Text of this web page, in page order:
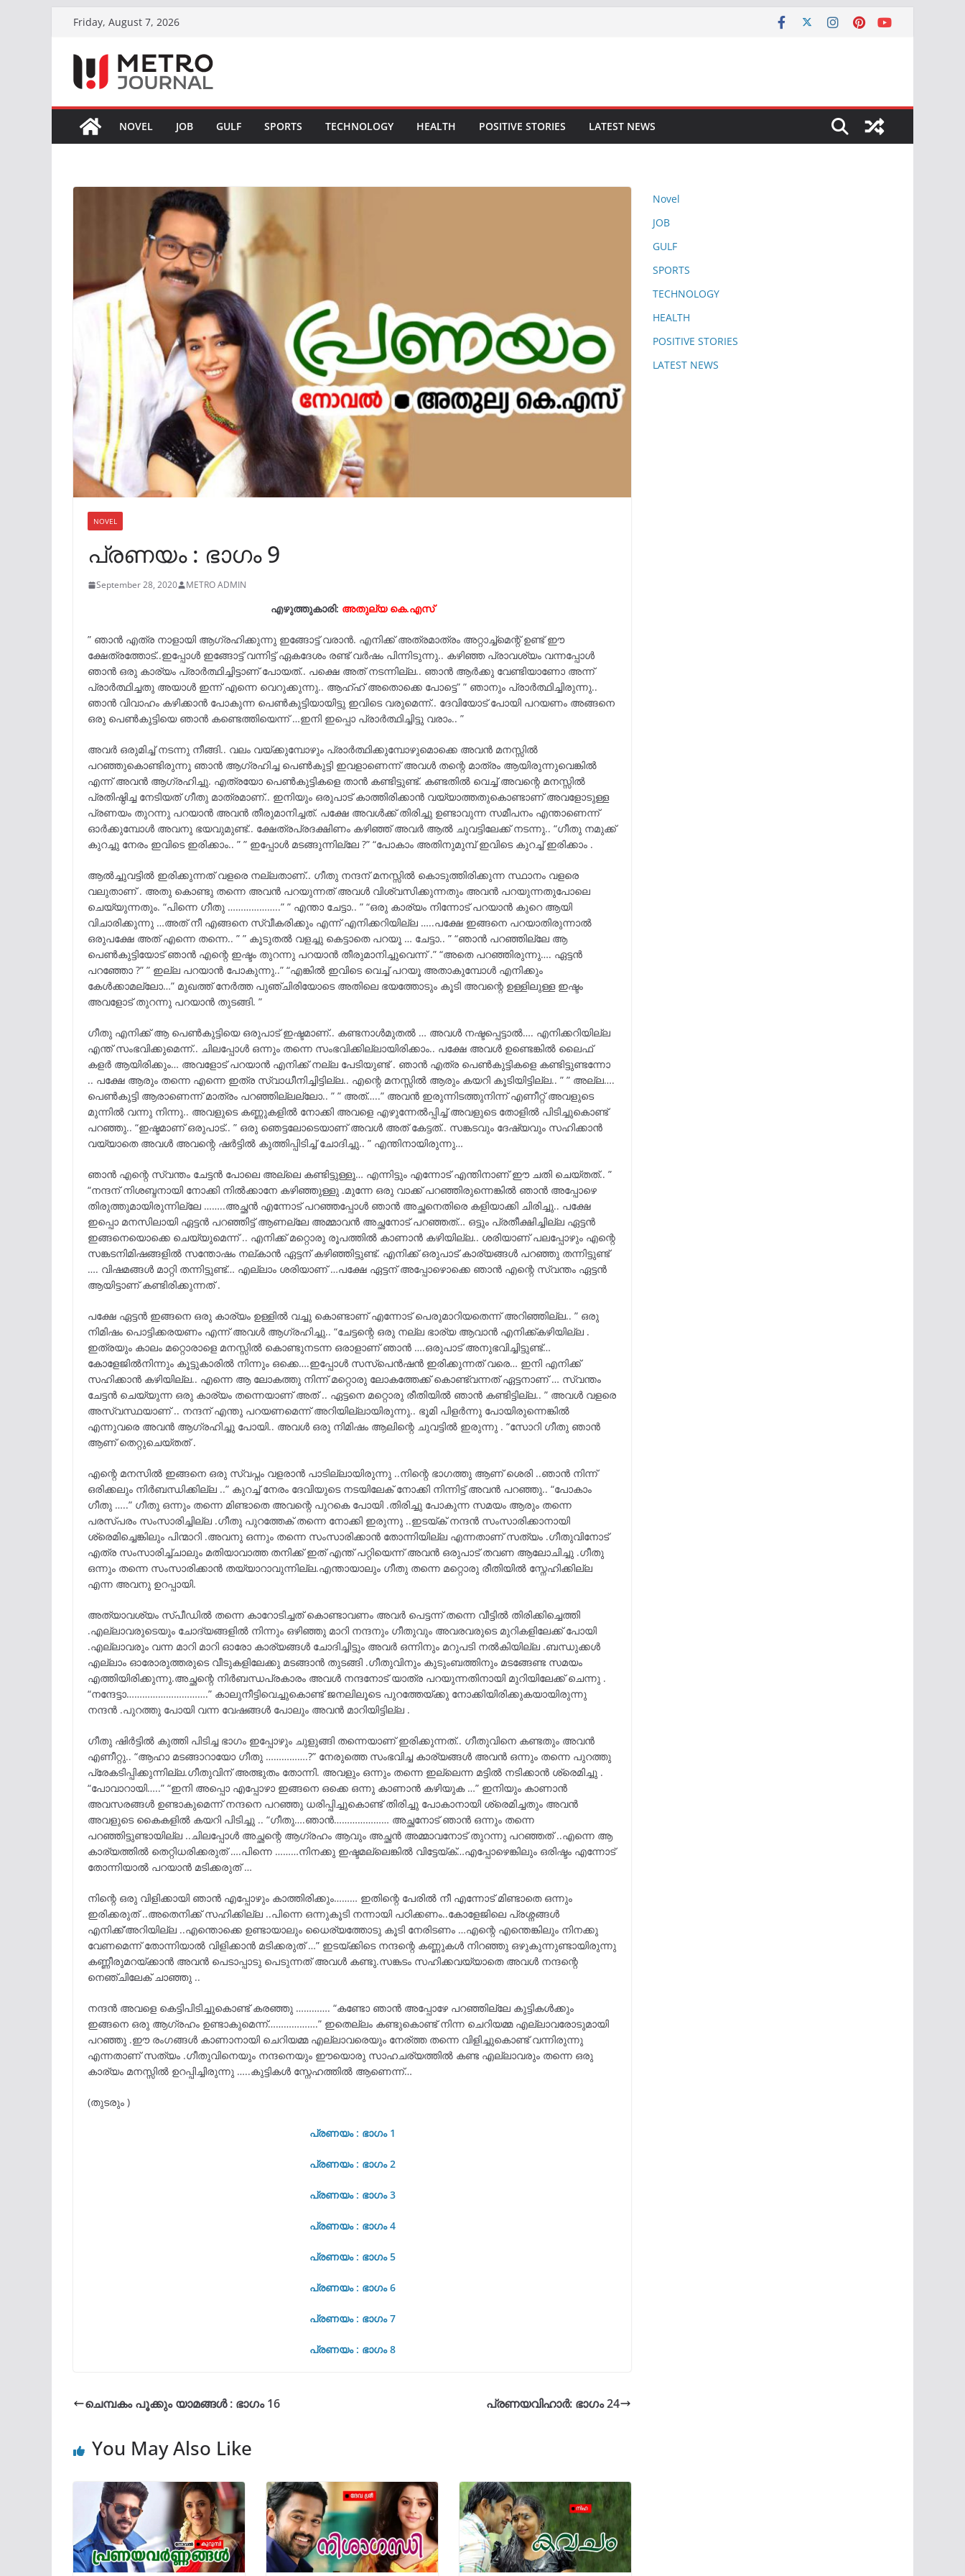
content
Friday, August 7, 2026
NOVEL JOB GULF SPORTS TECHNOLOGY HEALTH POSITIVE STORIES LATEST NEWS
NOVEL
പ്രണയം : ഭാഗം 9
September 28, 2020 METRO ADMIN
എഴുത്തുകാരി: അതുല്യ കെ.എസ്‌
” ഞാൻ എത്ര നാളായി ആഗ്രഹിക്കുന്നു ഇങ്ങോട്ട് വരാൻ. എനിക്ക് അത്രമാത്രം അറ്റാച്ച്മെന്റ് ഉണ്ട് ഈ
ക്ഷേത്രത്തോട്..ഇപ്പോൾ ഇങ്ങോട്ട് വന്നിട്ട് ഏകദേശം രണ്ട് വർഷം പിന്നിടുന്നു.. കഴിഞ്ഞ പ്രാവശ്യം വന്നപ്പോൾ
ഞാൻ ഒരു കാര്യം പ്രാർത്ഥിച്ചിട്ടാണ് പോയത്.. പക്ഷെ അത് നടന്നില്ല.. ഞാൻ ആർക്കു വേണ്ടിയാണോ അന്ന്
പ്രാർത്ഥിച്ചതു അയാൾ ഇന്ന് എന്നെ വെറുക്കുന്നു.. ആഹ്ഹ് അതൊക്കെ പോട്ടെ” ” ഞാനും പ്രാർത്ഥിച്ചിരുന്നു..
ഞാൻ വിവാഹം കഴിക്കാൻ പോകുന്ന പെൺകുട്ടിയായിട്ടു ഇവിടെ വരുമെന്ന്.. ദേവിയോട് പോയി പറയണം അങ്ങനെ
ഒരു പെൺകുട്ടിയെ ഞാൻ കണ്ടെത്തിയെന്ന് …ഇനി ഇപ്പൊ പ്രാർത്ഥിച്ചിട്ടു വരാം.. ”
അവർ ഒരുമിച്ച് നടന്നു നീങ്ങി.. വലം വയ്ക്കുമ്പോഴും പ്രാർത്ഥിക്കുമ്പോഴുമൊക്കെ അവൻ മനസ്സിൽ
പറഞ്ഞുകൊണ്ടിരുന്നു ഞാൻ ആഗ്രഹിച്ച പെൺകുട്ടി ഇവളാണെന്ന് അവൾ തന്റെ മാത്രം ആയിരുന്നുവെങ്കിൽ
എന്ന് അവൻ ആഗ്രഹിച്ചു. എത്രയോ പെൺകുട്ടികളെ താൻ കണ്ടിട്ടുണ്ട്. കണ്ടതിൽ വെച്ച് അവന്റെ മനസ്സിൽ
പ്രതിഷ്ഠിച്ച നേടിയത് ഗീതു മാത്രമാണ്.. ഇനിയും ഒരുപാട് കാത്തിരിക്കാൻ വയ്യാത്തതുകൊണ്ടാണ് അവളോടുള്ള
പ്രണയം തുറന്നു പറയാൻ അവൻ തീരുമാനിച്ചത്. പക്ഷേ അവൾക്ക് തിരിച്ചു ഉണ്ടാവുന്ന സമീപനം എന്താണെന്ന്
ഓർക്കുമ്പോൾ അവനു ഭയവുമുണ്ട്.. ക്ഷേത്രപ്രദക്ഷിണം കഴിഞ്ഞ് അവർ ആൽ ചുവട്ടിലേക്ക് നടന്നു.. “ഗീതു നമുക്ക്
കുറച്ചു നേരം ഇവിടെ ഇരിക്കാം.. ” ” ഇപ്പോൾ മടങ്ങുന്നില്ലേ ?” “പോകാം അതിനുമുമ്പ് ഇവിടെ കുറച്ച് ഇരിക്കാം .
ആൽച്ചുവട്ടിൽ ഇരിക്കുന്നത് വളരെ നല്ലതാണ്.. ഗീതു നന്ദന് മനസ്സിൽ കൊടുത്തിരിക്കുന്ന സ്ഥാനം വളരെ
വലുതാണ് . അതു കൊണ്ടു തന്നെ അവൻ പറയുന്നത് അവൾ വിശ്വസിക്കുന്നതും അവൻ പറയുന്നതുപോലെ
ചെയ്യുന്നതും. “പിന്നെ ഗീതു ………………..” ” എന്താ ചേട്ടാ.. ” “ഒരു കാര്യം നിന്നോട് പറയാൻ കുറെ ആയി
വിചാരിക്കുന്നു …അത് നീ എങ്ങനെ സ്വീകരിക്കും എന്ന് എനിക്കറിയില്ല …..പക്ഷേ ഇങ്ങനെ പറയാതിരുന്നാൽ
ഒരുപക്ഷേ അത് എന്നെ തന്നെ.. ” ” കൂടുതൽ വളച്ചു കെട്ടാതെ പറയൂ … ചേട്ടാ.. ” “ഞാൻ പറഞ്ഞില്ലേ ആ
പെൺകുട്ടിയോട് ഞാൻ എന്റെ ഇഷ്ടം തുറന്നു പറയാൻ തീരുമാനിച്ചുവെന്ന് .” “അതെ പറഞ്ഞിരുന്നു…. ഏട്ടൻ
പറഞ്ഞോ ?” ” ഇല്ല പറയാൻ പോകുന്നു..” “എങ്കിൽ ഇവിടെ വെച്ച് പറയൂ അതാകുമ്പോൾ എനിക്കും
കേൾക്കാമല്ലോ…” മുഖത്ത് നേർത്ത പുഞ്ചിരിയോടെ അതിലെ ഭയത്തോടും കൂടി അവന്റെ ഉള്ളിലുള്ള ഇഷ്ടം
അവളോട് തുറന്നു പറയാൻ തുടങ്ങി. ”
ഗീതു എനിക്ക് ആ പെൺകുട്ടിയെ ഒരുപാട് ഇഷ്ടമാണ്.. കണ്ടനാൾമുതൽ … അവൾ നഷ്ടപ്പെട്ടാൽ…. എനിക്കറിയില്ല
എന്ത് സംഭവിക്കുമെന്ന്.. ചിലപ്പോൾ ഒന്നും തന്നെ സംഭവിക്കില്ലായിരിക്കാം.. പക്ഷേ അവൾ ഉണ്ടെങ്കിൽ ലൈഫ്
കളർ ആയിരിക്കും… അവളോട് പറയാൻ എനിക്ക് നല്ല പേടിയുണ്ട് . ഞാൻ എത്ര പെൺകുട്ടികളെ കണ്ടിട്ടുണ്ടന്നോ
.. പക്ഷേ ആരും തന്നെ എന്നെ ഇത്ര സ്വാധീനിച്ചിട്ടില്ല.. എന്റെ മനസ്സിൽ ആരും കയറി കൂടിയിട്ടില്ല.. ” ” അല്ല….
പെൺകുട്ടി ആരാണെന്ന് മാത്രം പറഞ്ഞില്ലല്ലോ.. ” ” അത്…..” അവൻ ഇരുന്നിടത്തുനിന്ന് എണീറ്റ് അവളുടെ
മുന്നിൽ വന്നു നിന്നു.. അവളുടെ കണ്ണുകളിൽ നോക്കി അവളെ എഴുന്നേൽപ്പിച്ച് അവളുടെ തോളിൽ പിടിച്ചുകൊണ്ട്
പറഞ്ഞു.. “ഇഷ്ടമാണ് ഒരുപാട്.. ” ഒരു ഞെട്ടലോടെയാണ് അവൾ അത് കേട്ടത്.. സങ്കടവും ദേഷ്യവും സഹിക്കാൻ
വയ്യാതെ അവൾ അവന്റെ ഷർട്ടിൽ കുത്തിപ്പിടിച്ച് ചോദിച്ചു.. ” എന്തിനായിരുന്നു…
ഞാൻ എന്റെ സ്വന്തം ചേട്ടൻ പോലെ അല്ലെ കണ്ടിട്ടുള്ളൂ… എന്നിട്ടും എന്നോട് എന്തിനാണ് ഈ ചതി ചെയ്തത്.. ”
“നന്ദന് നിശബ്ദനായി നോക്കി നിൽക്കാനേ കഴിഞ്ഞുള്ളു .മുന്നേ ഒരു വാക്ക് പറഞ്ഞിരുന്നെങ്കിൽ ഞാൻ അപ്പോഴെ
തിരുത്തുമായിരുന്നില്ലേ ……..അച്ഛൻ എന്നോട് പറഞ്ഞപ്പോൾ ഞാൻ അച്ഛനെതിരെ കളിയാക്കി ചിരിച്ചു.. പക്ഷേ
ഇപ്പൊ മനസിലായി ഏട്ടൻ പറഞ്ഞിട്ട് ആണല്ലേ അമ്മാവൻ അച്ഛനോട് പറഞ്ഞത്… ഒട്ടും പ്രതീക്ഷിച്ചില്ല ഏട്ടൻ
ഇങ്ങനെയൊക്കെ ചെയ്യുമെന്ന് .. എനിക്ക് മറ്റൊരു രൂപത്തിൽ കാണാൻ കഴിയില്ല.. ശരിയാണ് പലപ്പോഴും എന്റെ
സങ്കടനിമിഷങ്ങളിൽ സന്തോഷം നല്കാൻ ഏട്ടന് കഴിഞ്ഞിട്ടുണ്ട്. എനിക്ക് ഒരുപാട് കാര്യങ്ങൾ പറഞ്ഞു തന്നിട്ടുണ്ട്
…. വിഷമങ്ങൾ മാറ്റി തന്നിട്ടുണ്ട്… എല്ലാം ശരിയാണ് …പക്ഷേ ഏട്ടന് അപ്പോഴൊക്കെ ഞാൻ എന്റെ സ്വന്തം ഏട്ടൻ
ആയിട്ടാണ് കണ്ടിരിക്കുന്നത് .
പക്ഷേ ഏട്ടൻ ഇങ്ങനെ ഒരു കാര്യം ഉള്ളിൽ വച്ചു കൊണ്ടാണ് എന്നോട് പെരുമാറിയതെന്ന് അറിഞ്ഞില്ല.. ” ഒരു
നിമിഷം പൊട്ടിക്കരയണം എന്ന് അവൾ ആഗ്രഹിച്ചു.. “ചേട്ടന്റെ ഒരു നല്ല ഭാര്യ ആവാൻ എനിക്ക്കഴിയില്ല .
ഇത്രയും കാലം മറ്റൊരാളെ മനസ്സിൽ കൊണ്ടുനടന്ന ഒരാളാണ് ഞാൻ ….ഒരുപാട് അനുഭവിച്ചിട്ടുണ്ട്…
കോളേജിൽനിന്നും കൂട്ടുകാരിൽ നിന്നും ഒക്കെ….ഇപ്പോൾ സസ്പെൻഷൻ ഇരിക്കുന്നത് വരെ… ഇനി എനിക്ക്
സഹിക്കാൻ കഴിയില്ല.. എന്നെ ആ ലോകത്തു നിന്ന് മറ്റൊരു ലോകത്തേക്ക് കൊണ്ട്വന്നത് ഏട്ടനാണ് … സ്വന്തം
ചേട്ടൻ ചെയ്യുന്ന ഒരു കാര്യം തന്നെയാണ് അത് .. ഏട്ടനെ മറ്റൊരു രീതിയിൽ ഞാൻ കണ്ടിട്ടില്ല.. ” അവൾ വളരെ
അസ്വസ്ഥയാണ് .. നന്ദന് എന്തു പറയണമെന്ന് അറിയില്ലായിരുന്നു.. ഭൂമി പിളർന്നു പോയിരുന്നെങ്കിൽ
എന്നുവരെ അവൻ ആഗ്രഹിച്ചു പോയി.. അവൾ ഒരു നിമിഷം ആലിന്റെ ചുവട്ടിൽ ഇരുന്നു . “സോറി ഗീതു ഞാൻ
ആണ് തെറ്റുചെയ്തത് .
എന്റെ മനസിൽ ഇങ്ങനെ ഒരു സ്വപ്നം വളരാൻ പാടില്ലായിരുന്നു ..നിന്റെ ഭാഗത്തു ആണ് ശെരി ..ഞാൻ നിന്ന്
ഒരിക്കലും നിർബന്ധിക്കില്ല ..” കുറച്ച് നേരം ദേവിയുടെ നടയിലേക് നോക്കി നിന്നിട്ട് അവൻ പറഞ്ഞു.. “പോകാം
ഗീതു …..” ഗീതു ഒന്നും തന്നെ മിണ്ടാതെ അവന്റെ പുറകെ പോയി .തിരിച്ചു പോകുന്ന സമയം ആരും തന്നെ
പരസ്പരം സംസാരിച്ചില്ല .ഗീതു പുറത്തേക് തന്നെ നോക്കി ഇരുന്നു ..ഇടയ്ക് നന്ദൻ സംസാരിക്കാനായി
ശ്രെമിച്ചെങ്കിലും പിന്മാറി .അവനു ഒന്നും തന്നെ സംസാരിക്കാൻ തോന്നിയില്ല എന്നതാണ് സത്യം .ഗീതുവിനോട്
എത്ര സംസാരിച്ച്ചാലും മതിയാവാത്ത തനിക്ക് ഇത് എന്ത് പറ്റിയെന്ന് അവൻ ഒരുപാട് തവണ ആലോചിച്ചു .ഗീതു
ഒന്നും തന്നെ സംസാരിക്കാൻ തയ്യാറാവുന്നില്ല.എന്തായാലും ഗീതു തന്നെ മറ്റൊരു രീതിയിൽ സ്നേഹിക്കില്ല
എന്ന അവനു ഉറപ്പായി.
അത്യാവശ്യം സ്പീഡിൽ തന്നെ കാറോടിച്ചത് കൊണ്ടാവണം അവർ പെട്ടന്ന് തന്നെ വീട്ടിൽ തിരിക്കിച്ചെത്തി
.എല്ലാവരുടെയും ചോദ്യങ്ങളിൽ നിന്നും ഒഴിഞ്ഞു മാറി നന്ദനും ഗീതുവും അവരവരുടെ മുറികളിലേക്ക് പോയി
.എല്ലാവരും വന്ന മാറി മാറി ഓരോ കാര്യങ്ങൾ ചോദിച്ചിട്ടും അവർ ഒന്നിനും മറുപടി നൽകിയില്ല .ബന്ധുക്കൾ
എല്ലാം ഓരോരുത്തരുടെ വീടുകളിലേക്കു മടങ്ങാൻ തുടങ്ങി .ഗീതുവിനും കുടുംബത്തിനും മടങ്ങേണ്ട സമയം
എത്തിയിരിക്കുന്നു.അച്ഛന്റെ നിർബന്ധപ്രകാരം അവൾ നന്ദനോട് യാത്ര പറയുന്നതിനായി മുറിയിലേക്ക് ചെന്നു .
“നന്ദേട്ടാ………………………….” കാലുനീട്ടിവെച്ചുകൊണ്ട് ജനലിലൂടെ പുറത്തേയ്ക്കു നോക്കിയിരിക്കുകയായിരുന്നു
നന്ദൻ .പുറത്തു പോയി വന്ന വേഷങ്ങൾ പോലും അവൻ മാറിയിട്ടില്ല .
ഗീതു ഷിർട്ടിൽ കുത്തി പിടിച്ച ഭാഗം ഇപ്പോഴും ചുളുങ്ങി തന്നെയാണ് ഇരിക്കുന്നത്.. ഗീതുവിനെ കണ്ടതും അവൻ
എണീറ്റു.. “ആഹാ മടങ്ങാറായോ ഗീതു …………….?” നേരുത്തെ സംഭവിച്ച കാര്യങ്ങൾ അവൻ ഒന്നും തന്നെ പുറത്തു
പ്രേകടിപ്പിക്കുന്നില്ല.ഗീതുവിന്‌ അത്ഭുതം തോന്നി. അവളും ഒന്നും തന്നെ ഇല്ലെന്ന മട്ടിൽ നടിക്കാൻ ശ്രെമിച്ചു .
“പോവാറായി…..” “ഇനി അപ്പൊ എപ്പോഴാ ഇങ്ങനെ ഒക്കെ ഒന്നു കാണാൻ കഴിയുക …” ഇനിയും കാണാൻ
അവസരങ്ങൾ ഉണ്ടാകുമെന്ന് നന്ദനെ പറഞ്ഞു ധരിപ്പിച്ചുകൊണ്ട് തിരിച്ചു പോകാനായി ശ്രെമിച്ചതും അവൻ
അവളുടെ കൈകളിൽ കയറി പിടിച്ചു .. “ഗീതു….ഞാൻ………………… അച്ഛനോട് ഞാൻ ഒന്നും തന്നെ
പറഞ്ഞിട്ടുണ്ടായില്ല ..ചിലപ്പോൾ അച്ഛന്റെ ആഗ്രഹം ആവും അച്ഛൻ അമ്മാവനോട് തുറന്നു പറഞ്ഞത് ..എന്നെ ആ
കാര്യത്തിൽ തെറ്റിധരിക്കരുത് ….പിന്നെ ………നിനക്കു ഇഷ്ടമല്ലെങ്കിൽ വിട്ടേയ്ക്…എപ്പോഴെങ്കിലും ഒരിഷ്ടം എന്നോട്
തോന്നിയാൽ പറയാൻ മടിക്കരുത് …
നിന്റെ ഒരു വിളിക്കായി ഞാൻ എപ്പോഴും കാത്തിരിക്കും……… ഇതിന്റെ പേരിൽ നീ എന്നോട് മിണ്ടാതെ ഒന്നും
ഇരിക്കരുത് ..അതെനിക്ക് സഹിക്കില്ല ..പിന്നെ ഒന്നുകൂടി നന്നായി പഠിക്കണം..കോളേജിലെ പ്രശ്നങ്ങൾ
എനിക്ക്’അറിയില്ല ..എന്തൊക്കെ ഉണ്ടായാലും ധൈര്യത്തോടു കൂടി നേരിടണം …എന്റെ എന്തെങ്കിലും നിനക്കു
വേണമെന്ന് തോന്നിയാൽ വിളിക്കാൻ മടിക്കരുത് …” ഇടയ്ക്കിടെ നന്ദന്റെ കണ്ണുകൾ നിറഞ്ഞു ഒഴുകുന്നുണ്ടായിരുന്നു
കണ്ണീരുമറയ്ക്കാൻ അവൻ പെടാപ്പാടു പെടുന്നത് അവൾ കണ്ടു.സങ്കടം സഹിക്കവയ്യാതെ അവൾ നന്ദന്റെ
നെഞ്ചിലേക് ചാഞ്ഞു ..
നന്ദൻ അവളെ കെട്ടിപിടിച്ചുകൊണ്ട് കരഞ്ഞു …………. “കണ്ടോ ഞാൻ അപ്പോഴേ പറഞ്ഞില്ലേ കുട്ടികൾക്കും
ഇങ്ങനെ ഒരു ആഗ്രഹം ഉണ്ടാകുമെന്ന്……………….” ഇതെല്ലം കണ്ടുകൊണ്ട് നിന്ന ചെറിയമ്മ എല്ലാവരോടുമായി
പറഞ്ഞു .ഈ രംഗങ്ങൾ കാണാനായി ചെറിയമ്മ എല്ലാവരെയും നേര്ത്ത തന്നെ വിളിച്ചുകൊണ്ട് വന്നിരുന്നു
എന്നതാണ് സത്യം .ഗീതുവിനെയും നന്ദനെയും ഈയൊരു സാഹചര്യത്തിൽ കണ്ട എല്ലാവരും തന്നെ ഒരു
കാര്യം മനസ്സിൽ ഉറപ്പിച്ചിരുന്നു …..കുട്ടികൾ സ്നേഹത്തിൽ ആണെന്ന്…
(തുടരും )
പ്രണയം : ഭാഗം 1
പ്രണയം : ഭാഗം 2
പ്രണയം : ഭാഗം 3
പ്രണയം : ഭാഗം 4
പ്രണയം : ഭാഗം 5
പ്രണയം : ഭാഗം 6
പ്രണയം : ഭാഗം 7
പ്രണയം : ഭാഗം 8
ചെമ്പകം പൂക്കും യാമങ്ങൾ : ഭാഗം 16 പ്രണയവിഹാർ: ഭാഗം 24
You May Also Like
Novel
JOB
GULF
SPORTS
TECHNOLOGY
HEALTH
POSITIVE STORIES
LATEST NEWS